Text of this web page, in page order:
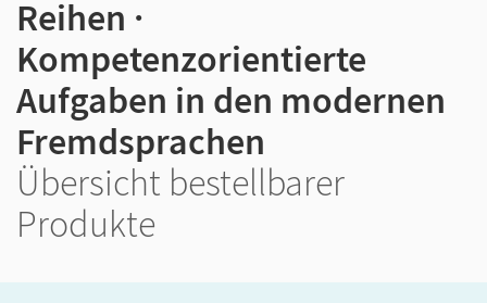
Reihen ·
Kompetenzorientierte
Aufgaben in den modernen
Fremdsprachen
Übersicht bestellbarer
Produkte